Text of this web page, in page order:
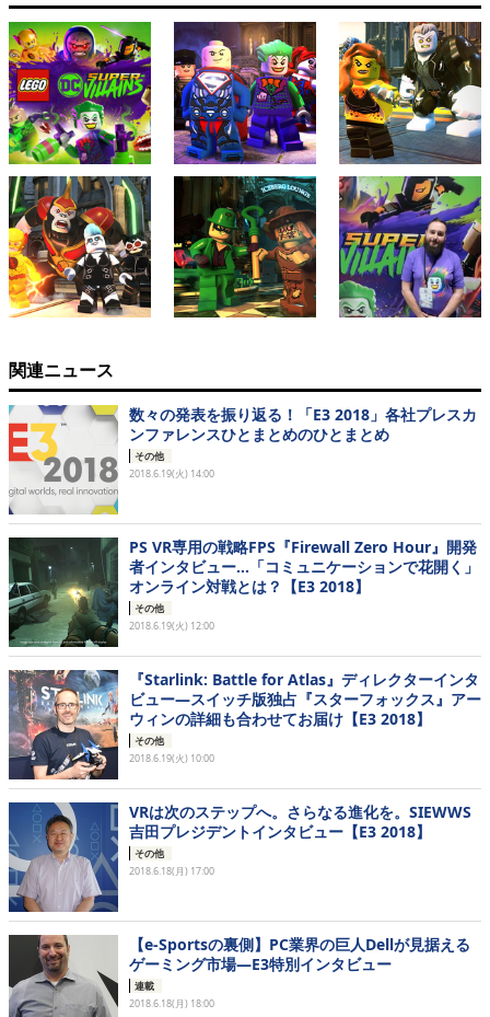
関連ニュース
数々の発表を振り返る！「E3 2018」各社プレスカ
ンファレンスひとまとめのひとまとめ
その他
2018.6.19(火) 14:00
PS VR専用の戦略FPS『Firewall Zero Hour』開発
者インタビュー…「コミュニケーションで花開く」
オンライン対戦とは？【E3 2018】
その他
2018.6.19(火) 12:00
『Starlink: Battle for Atlas』ディレクターインタ
ビュー―スイッチ版独占『スターフォックス』アー
ウィンの詳細も合わせてお届け【E3 2018】
その他
2018.6.19(火) 10:00
VRは次のステップへ。さらなる進化を。SIEWWS
吉田プレジデントインタビュー【E3 2018】
その他
2018.6.18(月) 17:00
【e-Sportsの裏側】PC業界の巨人Dellが見据える
ゲーミング市場―E3特別インタビュー
連載
2018.6.18(月) 18:00